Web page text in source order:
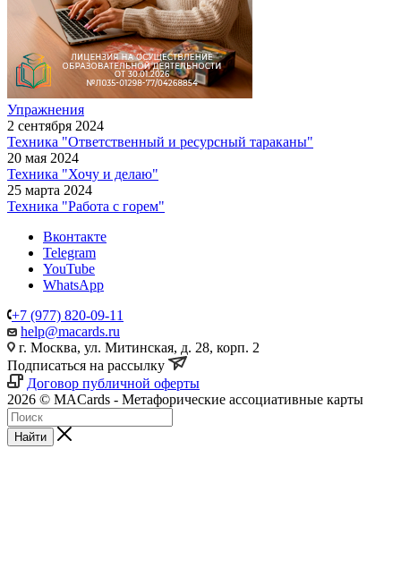
Упражнения
2 сентября 2024
Техника "Ответственный и ресурсный тараканы"
20 мая 2024
Техника "Хочу и делаю"
25 марта 2024
Техника "Работа с горем"
Вконтакте
Telegram
YouTube
WhatsApp
+7 (977) 820-09-11
help@macards.ru
г. Москва, ул. Митинская, д. 28, корп. 2
Подписаться на рассылку
Договор публичной оферты
2026 © MACards - Метафорические ассоциативные карты
Найти